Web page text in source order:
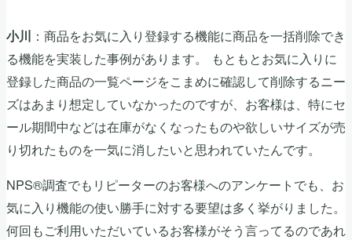
小川 ：商品をお気に入り登録する機能に商品を一括削除でき
る機能を実装した事例があります。 もともとお気に入りに
登録した商品の一覧ページをこまめに確認して削除するニー
ズはあまり想定していなかったのですが、お客様は、特にセ
ール期間中などは在庫がなくなったものや欲しいサイズが売
り切れたものを一気に消したいと思われていたんです。
NPS®調査でもリピーターのお客様へのアンケートでも、お
気に入り機能の使い勝手に対する要望は多く挙がりました。
何回もご利用いただいているお客様がそう言ってるのであれ